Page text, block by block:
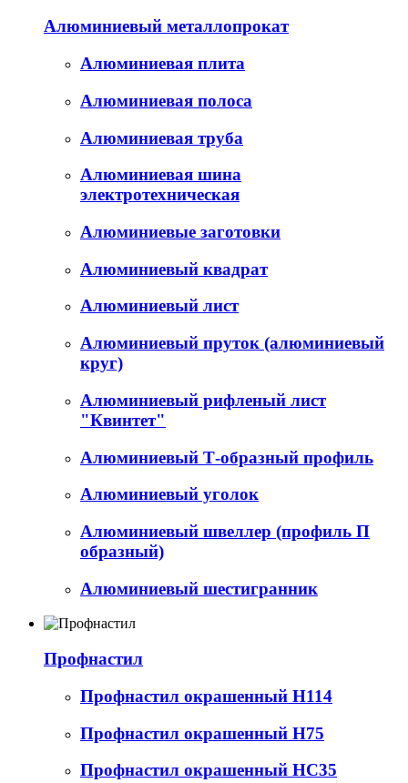
Алюминиевый металлопрокат
Алюминиевая плита
Алюминиевая полоса
Алюминиевая труба
Алюминиевая шина
электротехническая
Алюминиевые заготовки
Алюминиевый квадрат
Алюминиевый лист
Алюминиевый пруток (алюминиевый
круг)
Алюминиевый рифленый лист
"Квинтет"
Алюминиевый Т-образный профиль
Алюминиевый уголок
Алюминиевый швеллер (профиль П
образный)
Алюминиевый шестигранник
Профнастил
Профнастил окрашенный Н114
Профнастил окрашенный Н75
Профнастил окрашенный НС35